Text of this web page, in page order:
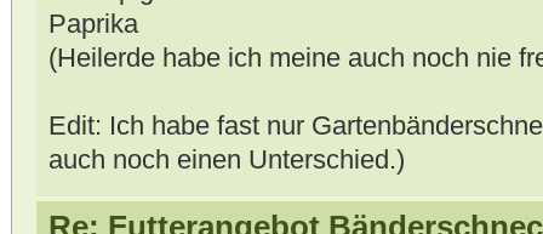
Paprika
(Heilerde habe ich meine auch noch nie
Edit: Ich habe fast nur
auch noch einen Unterschied.)
Re: Futterangebot